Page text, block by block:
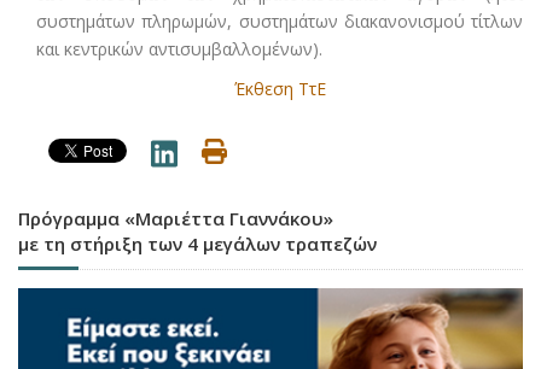
συστημάτων πληρωμών, συστημάτων διακανονισμού τίτλων
και κεντρικών αντισυμβαλλομένων).
Έκθεση ΤτΕ
Πρόγραμμα «Μαριέττα Γιαννάκου»
με τη στήριξη των 4 μεγάλων τραπεζών